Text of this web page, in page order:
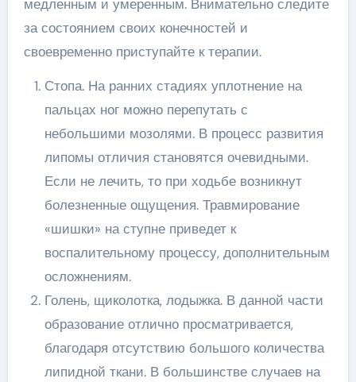
медленным и умеренным. Внимательно следите
за состоянием своих конечностей и
своевременно приступайте к терапии.
Стопа. На ранних стадиях уплотнение на
пальцах ног можно перепутать с
небольшими мозолями. В процесс развития
липомы отличия становятся очевидными.
Если не лечить, то при ходьбе возникнут
болезненные ощущения. Травмирование
«шишки» на ступне приведет к
воспалительному процессу, дополнительным
осложнениям.
Голень, щиколотка, лодыжка. В данной части
образование отлично просматривается,
благодаря отсутствию большого количества
липидной ткани. В большинстве случаев на